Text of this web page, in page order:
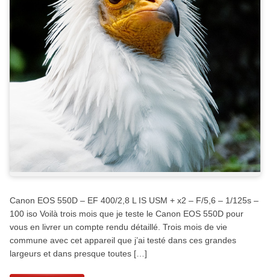
Canon EOS 550D – EF 400/2,8 L IS USM + x2 – F/5,6 – 1/125s –
100 iso Voilà trois mois que je teste le Canon EOS 550D pour
vous en livrer un compte rendu détaillé. Trois mois de vie
commune avec cet appareil que j’ai testé dans ces grandes
largeurs et dans presque toutes […]